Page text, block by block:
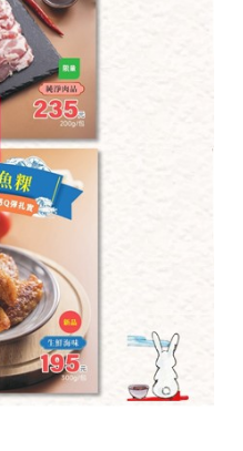
雞腿
暫無庫存
江森貿
善糧
共同購買